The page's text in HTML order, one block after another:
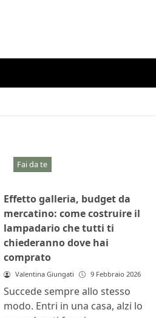
Fai da te
Effetto galleria, budget da
mercatino: come costruire il
lampadario che tutti ti
chiederanno dove hai
comprato
Valentina Giungati 9 Febbraio 2026
Succede sempre allo stesso
modo. Entri in una casa, alzi lo